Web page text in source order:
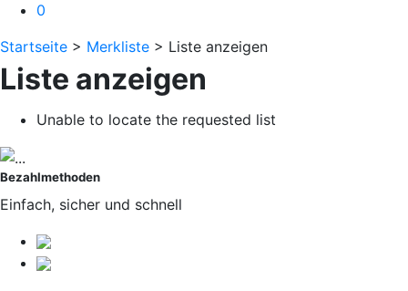
0
Startseite > Merkliste > Liste anzeigen
Liste anzeigen
Unable to locate the requested list
Bezahlmethoden
Einfach, sicher und schnell